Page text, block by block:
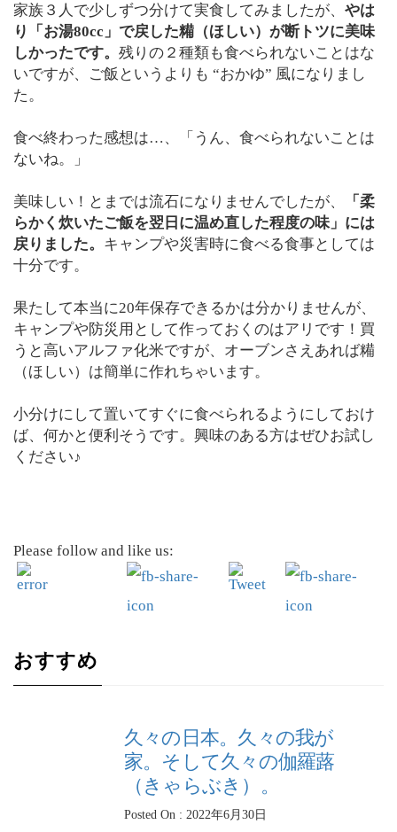
家族３人で少しずつ分けて実食してみましたが、 やは
り「お湯80cc」で戻した糒（ほしい）が断トツに美味
しかったです。 残りの２種類も食べられないことはな
いですが、ご飯というよりも “おかゆ” 風になりまし
た。
食べ終わった感想は…、「うん、食べられないことは
ないね。」
美味しい！とまでは流石になりませんでしたが、
「柔
らかく炊いたご飯を翌日に温め直した程度の味」には
戻りました。 キャンプや災害時に食べる食事としては
十分です。
果たして本当に20年保存できるかは分かりませんが、
キャンプや防災用として作っておくのはアリです！買
うと高いアルファ化米ですが、オーブンさえあれば糒
（ほしい）は簡単に作れちゃいます。
小分けにして置いてすぐに食べられるようにしておけ
ば、何かと便利そうです。興味のある方はぜひお試し
ください♪
Please follow and like us:
おすすめ
久々の日本。久々の我が
家。そして久々の伽羅蕗
（きゃらぶき）。
Posted On : 2022年6月30日